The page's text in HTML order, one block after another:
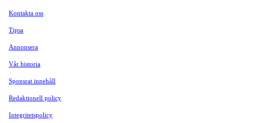
Kontakta oss
Tipsa
Annonsera
Vår historia
Sponsrat innehåll
Redaktionell policy
Integritetspolicy